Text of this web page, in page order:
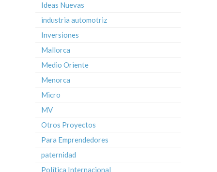
Ideas Nuevas
industria automotriz
Inversiones
Mallorca
Medio Oriente
Menorca
Micro
MV
Otros Proyectos
Para Emprendedores
paternidad
Política Internacional